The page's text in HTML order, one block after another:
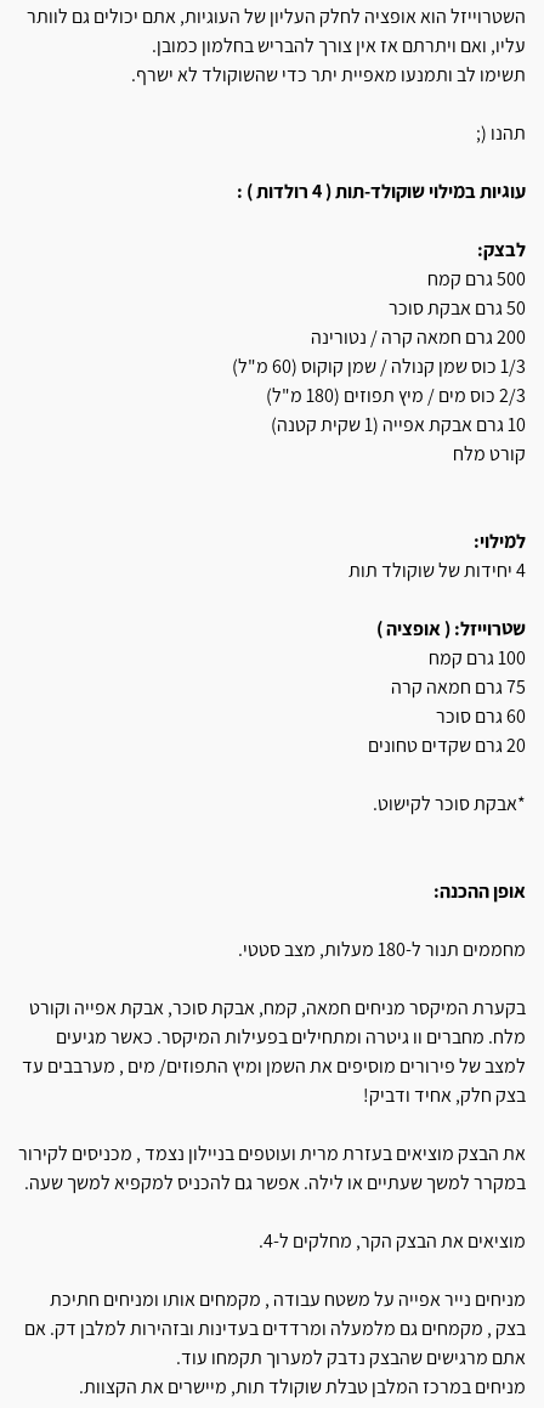
השטרוייזל הוא אופציה לחלק העליון של העוגיות, אתם יכולים גם לוותר
עליו, ואם ויתרתם אז אין צורך להבריש בחלמון כמובן.
תשימו לב ותמנעו מאפיית יתר כדי שהשוקולד לא ישרף.
תהנו (;
עוגיות במילוי שוקולד-תות ( 4 רולדות ) :
לבצק:
500 גרם קמח
50 גרם אבקת סוכר
200 גרם חמאה קרה / נטורינה
1/3 כוס שמן קנולה / שמן קוקוס (60 מ"ל)
2/3 כוס מים / מיץ תפוזים (180 מ"ל)
10 גרם אבקת אפייה (1 שקית קטנה)
קורט מלח
למילוי:
4 יחידות של שוקולד תות
שטרוייזל: ( אופציה )
100 גרם קמח
75 גרם חמאה קרה
60 גרם סוכר
20 גרם שקדים טחונים
*אבקת סוכר לקישוט.
אופן ההכנה:
מחממים תנור ל-180 מעלות, מצב סטטי.
בקערת המיקסר מניחים חמאה, קמח, אבקת סוכר, אבקת אפייה וקורט
מלח. מחברים וו גיטרה ומתחילים בפעילות המיקסר. כאשר מגיעים
למצב של פירורים מוסיפים את השמן ומיץ התפוזים/ מים , מערבבים עד
בצק חלק, אחיד ודביק!
את הבצק מוציאים בעזרת מרית ועוטפים בניילון נצמד , מכניסים לקירור
במקרר למשך שעתיים או לילה. אפשר גם להכניס למקפיא למשך שעה.
מוציאים את הבצק הקר, מחלקים ל-4.
מניחים נייר אפייה על משטח עבודה , מקמחים אותו ומניחים חתיכת
בצק , מקמחים גם מלמעלה ומרדדים בעדינות ובזהירות למלבן דק. אם
אתם מרגישים שהבצק נדבק למערוך תקמחו עוד.
מניחים במרכז המלבן טבלת שוקולד תות, מיישרים את הקצוות.